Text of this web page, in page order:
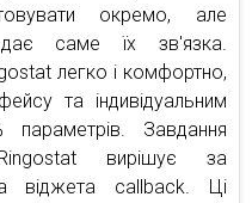
окремо, але
дає саме їх зв'язка.
легко і комфортно,
та індивідуальним
Завдання
Ringostat вирішує за
віджета callback. Ці